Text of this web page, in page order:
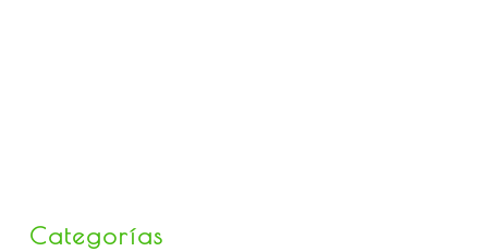
Categorías